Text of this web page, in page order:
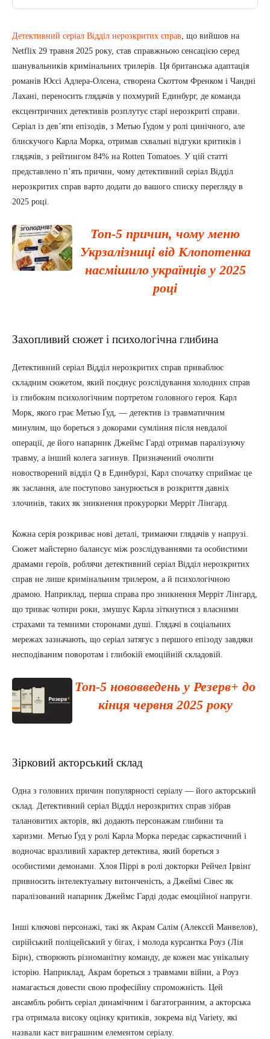
Детективний серіал Відділ нерозкритих справ, що вийшов на
Netflix 29 травня 2025 року, став справжньою сенсацією серед
шанувальників кримінальних трилерів. Ця британська адаптація
романів Юссі Адлера-Олсена, створена Скоттом Френком і Чандні
Лахані, переносить глядачів у похмурий Единбург, де команда
ексцентричних детективів розплутує старі нерозкриті справи.
Серіал із дев’яти епізодів, з Метью Ґудом у ролі цинічного, але
блискучого Карла Морка, отримав схвальні відгуки критиків і
глядачів, з рейтингом 84% на Rotten Tomatoes. У цій статті
представлено п’ять причин, чому детективний серіал Відділ
нерозкритих справ варто додати до вашого списку перегляду в
2025 році.
Топ-5 причин, чому меню
Укрзалізниці від Клопотенка
насмішило українців у 2025
році
Захопливий сюжет і психологічна глибина
Детективний серіал Відділ нерозкритих справ приваблює
складним сюжетом, який поєднує розслідування холодних справ
із глибоким психологічним портретом головного героя. Карл
Морк, якого грає Метью Ґуд, — детектив із травматичним
минулим, що бореться з докорами сумління після невдалої
операції, де його напарник Джеймс Гарді отримав паралізуючу
травму, а інший колега загинув. Призначений очолити
новостворений відділ Q в Единбурзі, Карл спочатку сприймає це
як заслання, але поступово занурюється в розкриття давніх
злочинів, таких як зникнення прокурорки Мерріт Лінгард.
Кожна серія розкриває нові деталі, тримаючи глядачів у напрузі.
Сюжет майстерно балансує між розслідуваннями та особистими
драмами героїв, роблячи детективний серіал Відділ нерозкритих
справ не лише кримінальним трилером, а й психологічною
драмою. Наприклад, перша справа про зникнення Мерріт Лінгард,
що триває чотири роки, змушує Карла зіткнутися з власними
страхами та темними сторонами душі. Глядачі в соціальних
мережах зазначають, що серіал затягує з першого епізоду завдяки
несподіваним поворотам і глибокій емоційній складовій.
Топ-5 нововведень у Резерв+ до
кінця червня 2025 року
Зірковий акторський склад
Одна з головних причин популярності серіалу — його акторський
склад. Детективний серіал Відділ нерозкритих справ зібрав
талановитих акторів, які додають персонажам глибини та
харизми. Метью Ґуд у ролі Карла Морка передає саркастичний і
водночас вразливий характер детектива, який бореться з
особистими демонами. Хлоя Піррі в ролі докторки Рейчел Ірвінґ
привносить інтелектуальну витонченість, а Джеймі Сівес як
паралізований напарник Джеймс Гарді додає емоційної напруги.
Інші ключові персонажі, такі як Акрам Салім (Алексєй Манвелов),
сирійський поліцейський у бігах, і молода курсантка Роуз (Лія
Бірн), створюють різноманітну команду, де кожен має унікальну
історію. Наприклад, Акрам бореться з травмами війни, а Роуз
намагається довести свою професійну спроможність. Цей
ансамбль робить серіал динамічним і багатогранним, а акторська
гра отримала високу оцінку критиків, зокрема від Variety, які
назвали каст виграшним елементом серіалу.